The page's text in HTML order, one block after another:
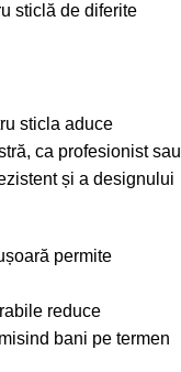
sticlă de diferite
sticla aduce
ca profesionist sau
și a designului
permite
reduce
bani pe termen